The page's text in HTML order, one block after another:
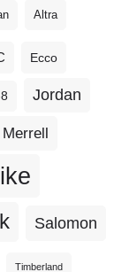
Altra
Ecco
Jordan
Merrell
Salomon
Timberland